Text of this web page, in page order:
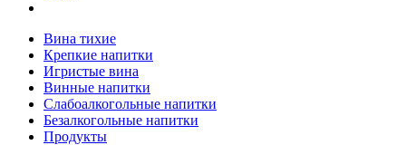
Вина тихие
Крепкие напитки
Игристые вина
Винные напитки
Слабоалкогольные напитки
Безалкогольные напитки
Продукты